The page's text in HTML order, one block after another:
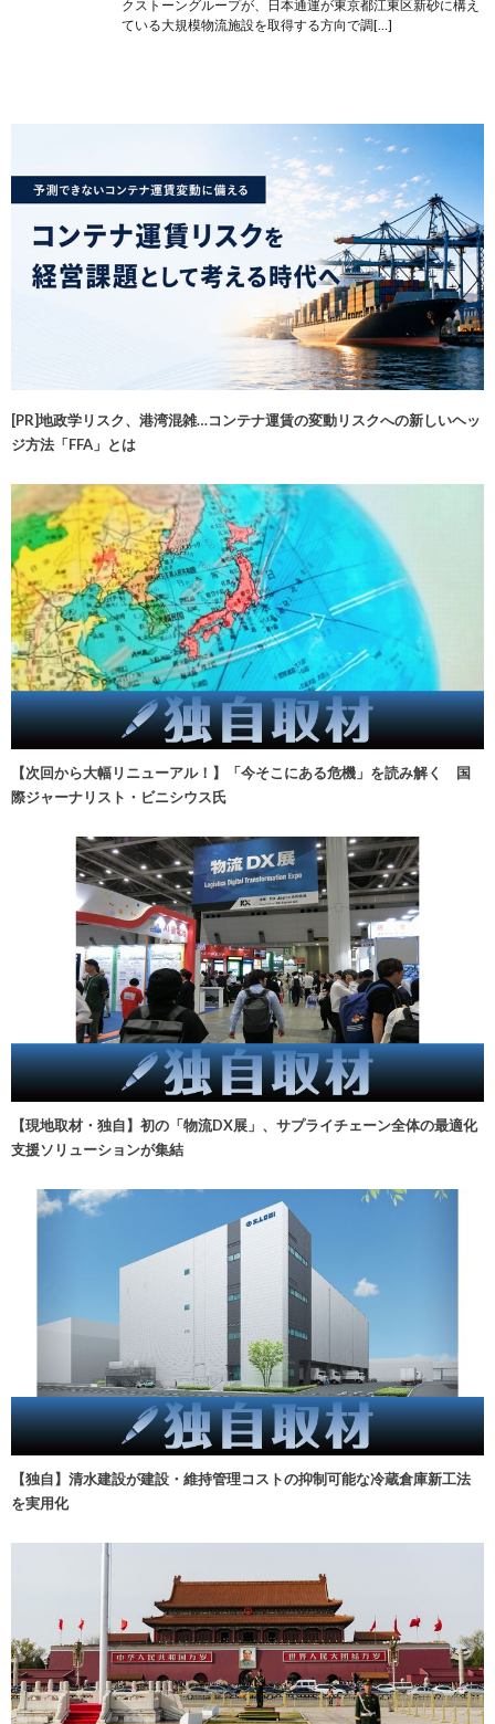
クストーングループが、日本通運が東京都江東区新砂に構え
ている大規模物流施設を取得する方向で調[…]
[PR]地政学リスク、港湾混雑…コンテナ運賃の変動リスクへの新しいヘッ
ジ方法「FFA」とは
【次回から大幅リニューアル！】「今そこにある危機」を読み解く 国
際ジャーナリスト・ビニシウス氏
【現地取材・独自】初の「物流DX展」、サプライチェーン全体の最適化
支援ソリューションが集結
【独自】清水建設が建設・維持管理コストの抑制可能な冷蔵倉庫新工法
を実用化